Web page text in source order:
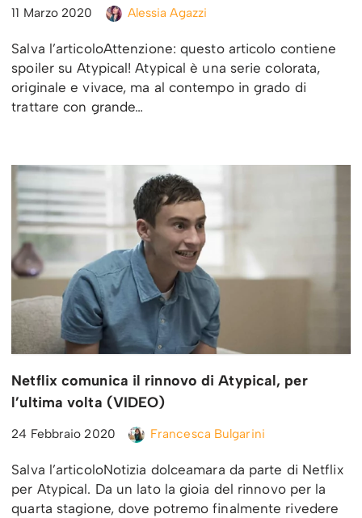
11 Marzo 2020 Alessia Agazzi
Salva l’articoloAttenzione: questo articolo contiene
spoiler su Atypical! Atypical è una serie colorata,
originale e vivace, ma al contempo in grado di
trattare con grande…
Netflix comunica il rinnovo di Atypical, per
l’ultima volta (VIDEO)
24 Febbraio 2020 Francesca Bulgarini
Salva l’articoloNotizia dolceamara da parte di Netflix
per Atypical. Da un lato la gioia del rinnovo per la
quarta stagione, dove potremo finalmente rivedere